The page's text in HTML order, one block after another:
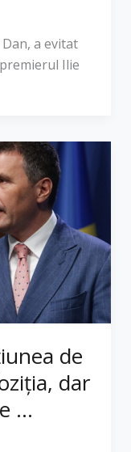
a evitat
Ilie
de
dar
...